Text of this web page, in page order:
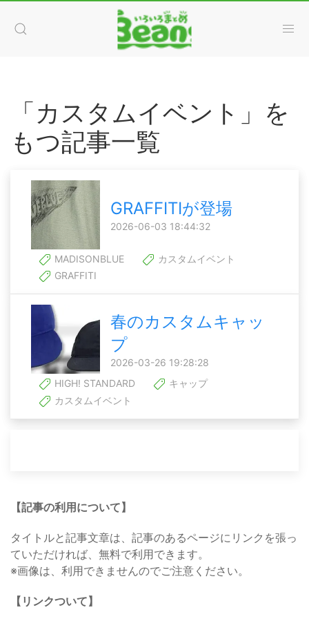
「カスタムイベント」を
もつ記事一覧
GRAFFITIが登場
2026-06-03 18:44:32
MADISONBLUE
カスタムイベント
GRAFFITI
春のカスタムキャッ
プ
2026-03-26 19:28:28
HIGH! STANDARD
キャップ
カスタムイベント
【記事の利用について】
タイトルと記事文章は、記事のあるページにリンクを張っ
ていただければ、無料で利用できます。
※画像は、利用できませんのでご注意ください。
【リンクついて】